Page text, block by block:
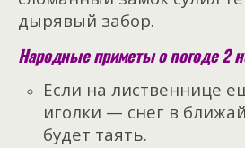
дырявый забор.
Народные приметы о погоде 2
Если на лиственнице
иголки — снег в
будет таять.